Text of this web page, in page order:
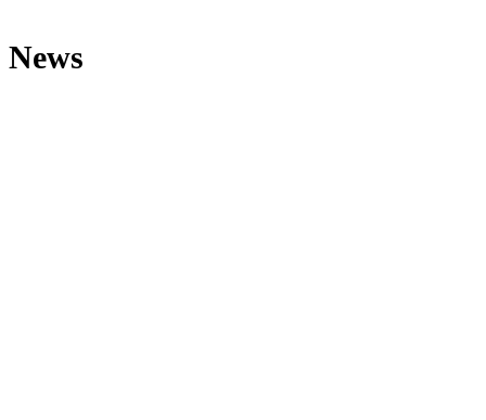
News